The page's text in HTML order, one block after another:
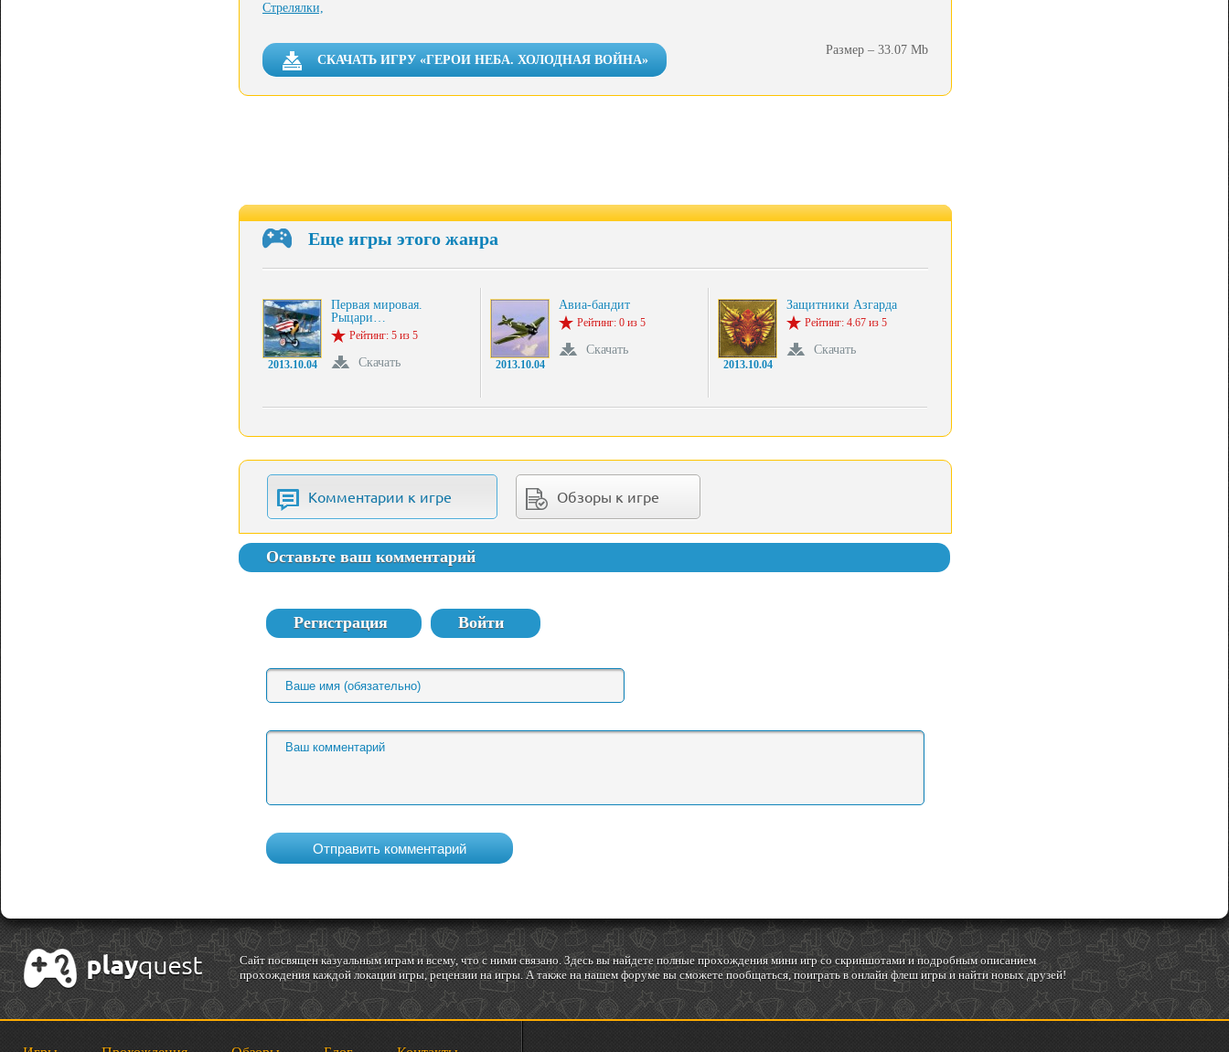
Стрелялки,
СКАЧАТЬ ИГРУ «ГЕРОИ НЕБА. ХОЛОДНАЯ ВОЙНА»
Размер – 33.07 Mb
Еще игры этого жанра
2013.10.04
Первая мировая.
Рыцари…
Рейтинг: 5 из 5
Скачать 2013.10.04
Авиа-бандит
Рейтинг: 0 из 5
Скачать
2013.10.04
Защитники Азгарда
Рейтинг: 4.67 из 5
Скачать
Комментарии к игре Обзоры к игре
Оставьте ваш комментарий
Регистрация Войти
Cайт посвящен казуальным играм и всему, что с ними связано. Здесь вы найдете полные прохождения мини игр со скриншотами и подробным описанием
прохождения каждой локации игры, рецензии на игры. А также на нашем форуме вы сможете пообщаться, поиграть в онлайн флеш игры и найти новых друзей!